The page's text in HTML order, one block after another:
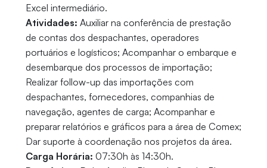
Excel intermediário.
Atividades: Auxiliar na conferência de prestação
de contas dos despachantes, operadores
portuários e logísticos; Acompanhar o embarque e
desembarque dos processos de importação;
Realizar follow-up das importações com
despachantes, fornecedores, companhias de
navegação, agentes de carga; Acompanhar e
preparar relatórios e gráficos para a área de Comex;
Dar suporte à coordenação nos projetos da área.
Carga Horária: 07:30h às 14:30h.